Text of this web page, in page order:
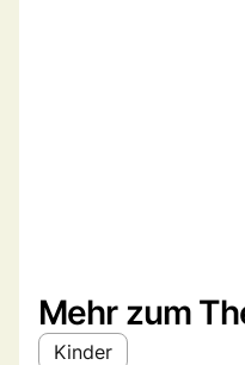
Mehr zum
Kinder